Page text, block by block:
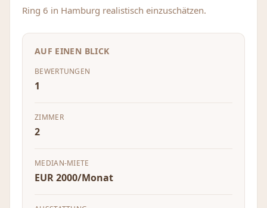
Ring 6 in Hamburg realistisch einzuschätzen.
AUF EINEN BLICK
BEWERTUNGEN
1
ZIMMER
2
MEDIAN-MIETE
EUR 2000/Monat